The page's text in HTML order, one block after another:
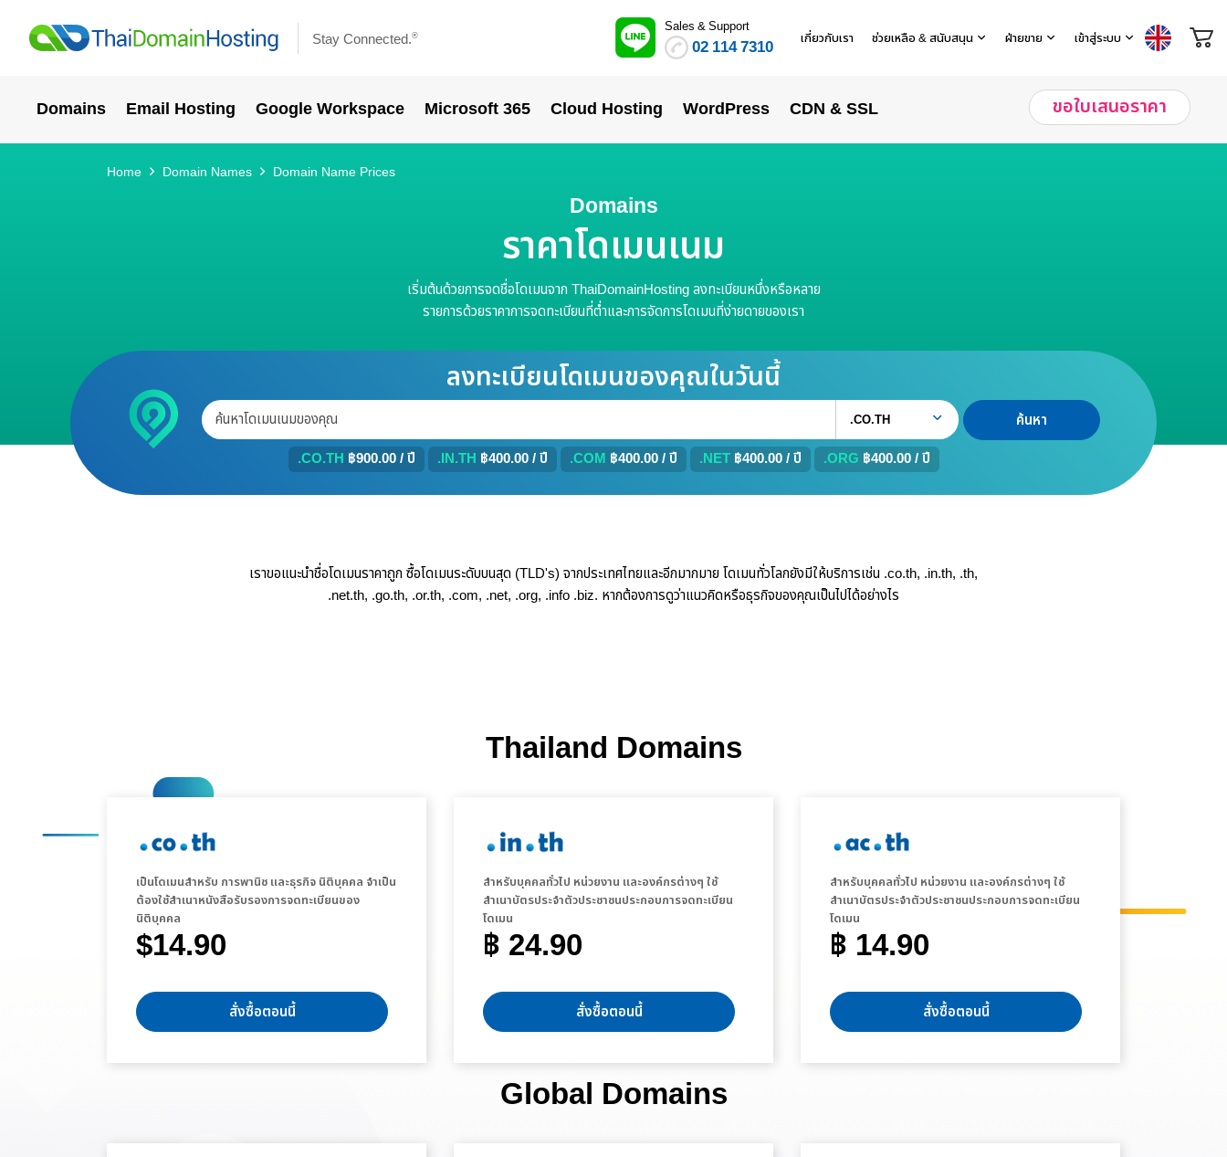
Stay Connected.®
Sales & Support
02 114 7310 เกี่ยวกับเรา ช่วยเหลือ & สนับสนุน ฝ่ายขาย เข้าสู่ระบบ
Domains Email Hosting Google Workspace Microsoft 365 Cloud Hosting WordPress CDN & SSL ขอใบเสนอราคา
Home Domain Names Domain Name Prices
Domains
ราคาโดเมนเนม
เริ่มต้นด้วยการจดชื่อโดเมนจาก ThaiDomainHosting ลงทะเบียนหนึ่งหรือหลาย
รายการด้วยราคาการจดทะเบียนที่ต่ำและการจัดการโดเมนที่ง่ายดายของเรา
ลงทะเบียนโดเมนของคุณในวันนี้
.CO.TH
.CO.TH ฿900.00 / ปี .IN.TH ฿400.00 / ปี .COM ฿400.00 / ปี .NET ฿400.00 / ปี .ORG ฿400.00 / ปี
เราขอแนะนำชื่อโดเมนราคาถูก ซื้อโดเมนระดับบนสุด (TLD's) จากประเทศไทยและอีกมากมาย โดเมนทั่วโลกยังมีให้บริการเช่น .co.th, .in.th, .th,
.net.th, .go.th, .or.th, .com, .net, .org, .info .biz. หากต้องการดูว่าแนวคิดหรือธุรกิจของคุณเป็นไปได้อย่างไร
Thailand Domains
เป็นโดเมนสำหรับ การพานิช และธุรกิจ นิติบุคคล จำเป็น
ต้องใช้สำเนาหนังสือรับรองการจดทะเบียนของ
นิติบุคคล
$14.90
สั่งซื้อตอนนี้
สำหรับบุคคลทั่วไป หน่วยงาน และองค์กรต่างๆ ใช้
สำเนาบัตรประจำตัวประชาชนประกอบการจดทะเบียน
โดเมน
฿ 24.90
สั่งซื้อตอนนี้
สำหรับบุคคลทั่วไป หน่วยงาน และองค์กรต่างๆ ใช้
สำเนาบัตรประจำตัวประชาชนประกอบการจดทะเบียน
โดเมน
฿ 14.90
สั่งซื้อตอนนี้
Global Domains